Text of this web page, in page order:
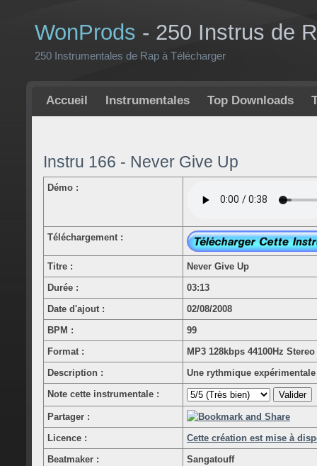
WonProds - 250 Instrus de
250 Instrumentales de Rap à Télécharger
Accueil Instrumentales Top Downloads
Instru 166 - Never Give Up
Démo :
Téléchargement :
Titre :
Never Give Up
Durée :
03:13
Date d'ajout :
02/08/2008
BPM :
99
Format :
MP3 128kbps 44100Hz Stereo
Description :
Une rythmique
Note cette instrumentale :
Partager :
Licence :
Cette création est mise à
Beatmaker :
Sangatouff